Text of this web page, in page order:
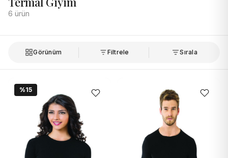
6 ürün
Görünüm Filtrele Sırala
%15